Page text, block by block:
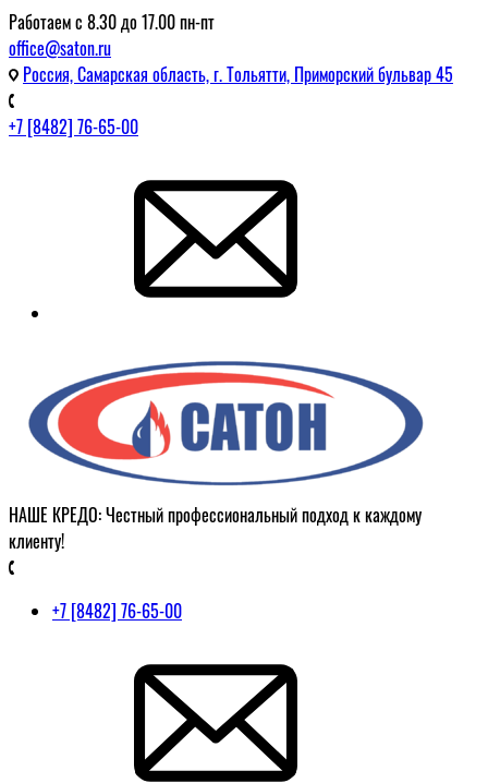
Работаем с 8.30 до 17.00 пн-пт
office@saton.ru
Россия, Самарская область, г. Тольятти, Приморский бульвар 45
+7 [8482] 76-65-00
НАШЕ КРЕДО: Честный профессиональный подход к каждому
клиенту!
+7 [8482] 76-65-00